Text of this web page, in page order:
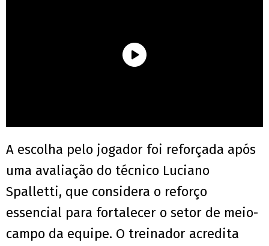
A escolha pelo jogador foi reforçada após
uma avaliação do técnico Luciano
Spalletti, que considera o reforço
essencial para fortalecer o setor de meio-
campo da equipe. O treinador acredita